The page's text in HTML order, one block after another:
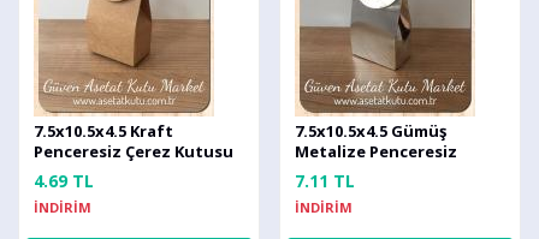
7.5x10.5x4.5 Kraft
Penceresiz Çerez Kutusu
4.69 TL
İNDİRİM
7.5x10.5x4.5 Gümüş
Metalize Penceresiz
Çerez Kutusu
7.11 TL
İNDİRİM